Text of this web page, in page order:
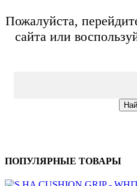
Пожалуйста,
сайта или
ПОПУЛЯРНЫЕ ТОВАРЫ